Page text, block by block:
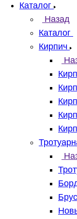
Каталог
Назад
Каталог
Кирпич